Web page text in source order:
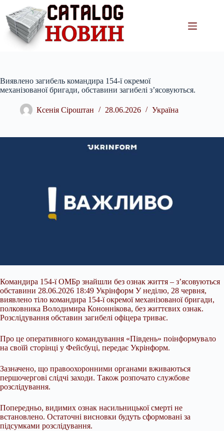
вмісту
Виявлено загибель командира 154-ї окремої
механізованої бригади, обставини загибелі з’ясовуються.
Ксенія Сіроштан 28.06.2026 Україна
Командира 154-ї ОМБр знайшли без ознак життя – з’ясовуються
обставини 28.06.2026 18:49 Укрінформ У неділю, 28 червня,
виявлено тіло командира 154-ї окремої механізованої бригади,
полковника Володимира Кононнікова, без життєвих ознак.
Розслідування обставин загибелі офіцера триває.
Про це оперативного командування «Південь» поінформувало
на своїй сторінці у Фейсбуці, передає Укрінформ.
Зазначено, що правоохоронними органами вживаються
першочергові слідчі заходи. Також розпочато службове
розслідування.
Попередньо, видимих ознак насильницької смерті не
встановлено. Остаточні висновки будуть сформовані за
підсумками розслідування.